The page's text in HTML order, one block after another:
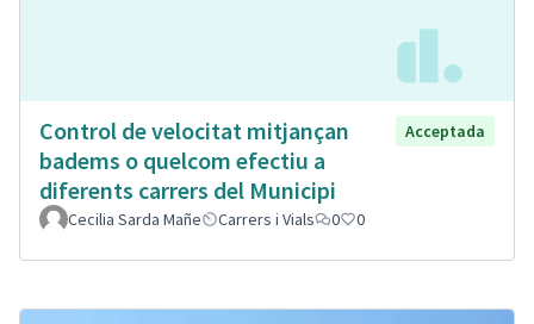
Control de velocitat mitjançan
badems o quelcom efectiu a
diferents carrers del Municipi
Acceptada
Cecilia Sarda Mañe Carrers i Vials 0 0